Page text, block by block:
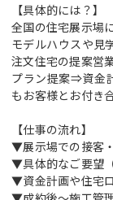
【具体的には？】
全国の住宅展示場
モデルハウスや見
注文住宅の提案営
プラン提案⇒資金
もお客様とお付き
【仕事の流れ】
▼展示場での接客
▼具体的なご要望
▼資金計画や住宅